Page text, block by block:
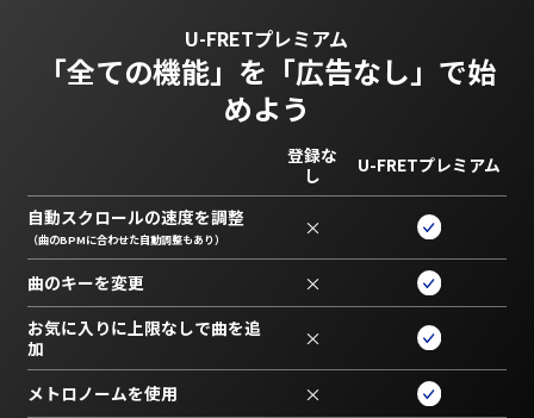
U-FRETプレミアム
「全ての機能」を 「広告なし」で始
めよう
登録な
し
U-FRETプレミアム
自動スクロールの速度を調整
（曲のBPMに合わせた自動調整もあり） ×
曲のキーを変更 ×
お気に入りに上限なしで曲を追
加
×
メトロノームを使用 ×